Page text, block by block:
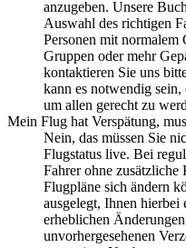
anzugeben. Unsere
Auswahl des richtigen
Personen mit normalem
Gruppen oder mehr
kontaktieren Sie uns
kann es notwendig sein,
um allen gerecht zu
Mein Flug hat Verspätung,
Nein, das müssen Sie
Flugstatus live. Bei
Fahrer ohne zusätzliche
Flugpläne sich ändern
ausgelegt, Ihnen hierbei
erheblichen
unvorhergesehenen